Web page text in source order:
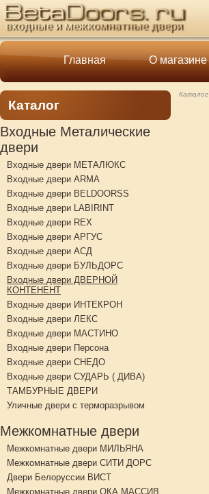
Главная О магазине
Каталог
Входные Металические
двери
Входные двери МЕТАЛЮКС
Входные двери ARMA
Входные двери BELDOORSS
Входные двери LABIRINT
Входные двери REX
Входные двери АРГУС
Входные двери АСД
Входные двери БУЛЬДОРС
Входные двери ДВЕРНОЙ
КОНТЕНЕНТ
Входные двери ИНТЕКРОН
Входные двери ЛЕКС
Входные двери МАСТИНО
Входные двери Персона
Входные двери СНЕДО
Входные двери СУДАРЬ ( ДИВА)
ТАМБУРНЫЕ ДВЕРИ
Уличные двери с терморазрывом
Межкомнатные двери
Межкомнатные двери МИЛЬЯНА
Межкомнатные двери СИТИ ДОРС
Двери Белоруссии ВИСТ
Межкомнатные двери ОКА МАССИВ
Каталог